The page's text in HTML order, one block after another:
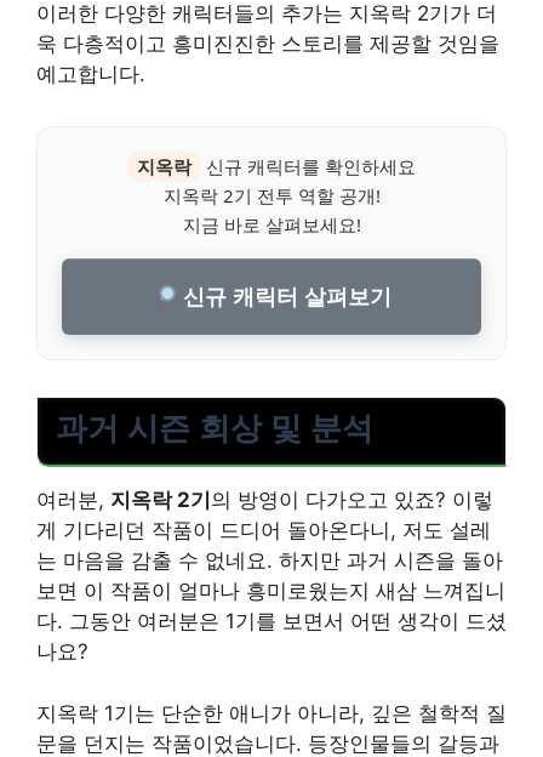
이러한 다양한 캐릭터들의 추가는 지옥락 2기가 더
욱 다층적이고 흥미진진한 스토리를 제공할 것임을
예고합니다.
지옥락
신규 캐릭터를 확인하세요
지옥락 2기 전투 역할 공개!
지금 바로 살펴보세요!
신규 캐릭터 살펴보기
과거 시즌 회상 및 분석
여러분, 지옥락 2기 의 방영이 다가오고 있죠? 이렇
게 기다리던 작품이 드디어 돌아온다니, 저도 설레
는 마음을 감출 수 없네요. 하지만 과거 시즌을 돌아
보면 이 작품이 얼마나 흥미로웠는지 새삼 느껴집니
다. 그동안 여러분은 1기를 보면서 어떤 생각이 드셨
나요?
지옥락 1기는 단순한 애니가 아니라, 깊은 철학적 질
문을 던지는 작품이었습니다. 등장인물들의 갈등과